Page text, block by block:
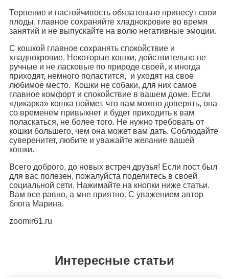
Терпение и настойчивость обязательно принесут свои
плоды, главное сохраняйте хладнокровие во время
занятий и не выпускайте на волю негативные эмоции.
С кошкой главное сохранять спокойствие и
хладнокровие. Некоторые кошки, действительно не
ручные и не ласковые по природе своей, и иногда
приходят, немного поластится, и уходят на свое
любимое место. Кошки не собаки, для них самое
главное комфорт и спокойствие в вашем доме. Если
«дикарка» кошка поймет, что вам можно доверять, она
со временем привыкнет и будет приходить к вам
поласкаться, не более того. Не нужно требовать от
кошки большего, чем она может вам дать. Соблюдайте
суверенитет, любите и уважайте желание вашей
кошки.
Всего доброго, до новых встреч друзья! Если пост был
для вас полезен, пожалуйста поделитесь в своей
социальной сети. Нажимайте на кнопки ниже статьи.
Вам все равно, а мне приятно. С уважением автор
блога Марина.
zoomir61.ru
Интересные статьи